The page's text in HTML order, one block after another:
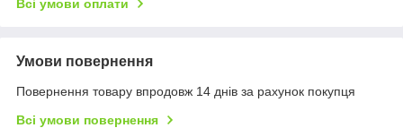
Всі умови оплати
Умови повернення
Повернення товару впродовж 14 днів за рахунок покупця
Всі умови повернення